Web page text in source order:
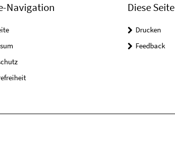
Navigation Diese Seite
Drucken
Feedback